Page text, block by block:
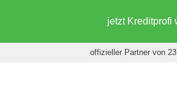
jetzt Kreditprofi
offizieller Partner von